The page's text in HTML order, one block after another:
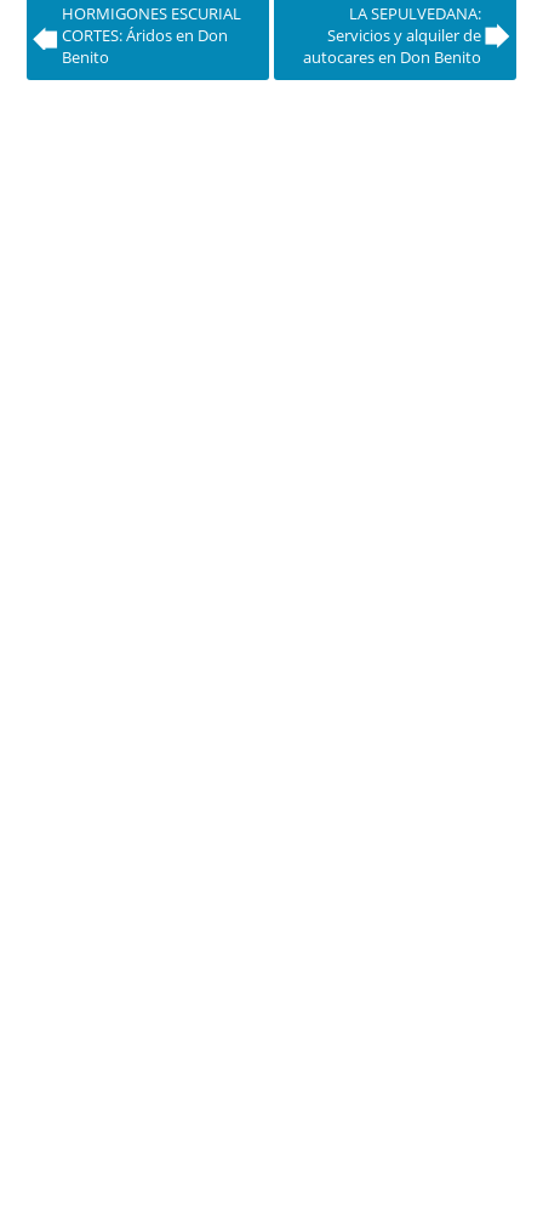
HORMIGONES ESCURIAL
CORTES: Áridos en Don
Benito
LA SEPULVEDANA:
Servicios y alquiler de
autocares en Don Benito